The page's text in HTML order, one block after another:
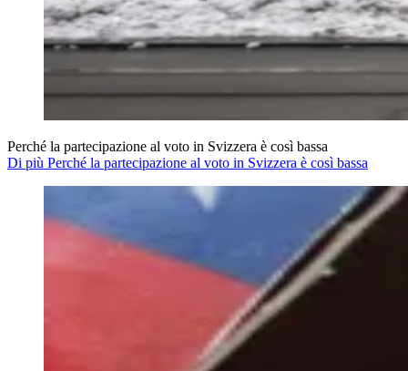
Perché la partecipazione al voto in Svizzera è così bassa
Di più Perché la partecipazione al voto in Svizzera è così bassa